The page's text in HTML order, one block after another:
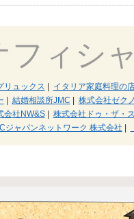
フィシ
リュックス
イタリア家庭料理の
結婚相談所JMC
株式会社ゼク
会社NW&S|
株式会社ドゥ・ザ・
ジャパンネットワーク 株式会社